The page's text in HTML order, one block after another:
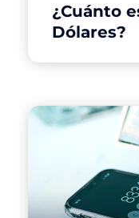
¿Cuánto
Dólares?